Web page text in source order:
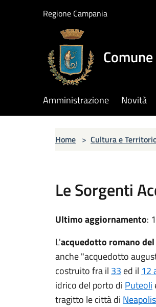
Regione Campania
Amministrazione Novità
Home > Cultura e
Le Sorgenti
Ultimo aggiornamento:
L'acquedotto romano
anche "acquedotto
costruito fra il 33 ed il 12
idrico del porto di Puteoli
tragitto le città di Neapolis